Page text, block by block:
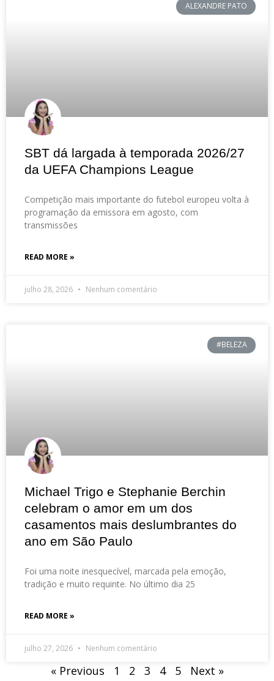
ALEXANDRE PATO
SBT dá largada à temporada 2026/27
da UEFA Champions League
Competição mais importante do futebol europeu volta à
programação da emissora em agosto, com
transmissões
READ MORE »
julho 28, 2026 Nenhum comentário
#BELEZA
Michael Trigo e Stephanie Berchin
celebram o amor em um dos
casamentos mais deslumbrantes do
ano em São Paulo
Foi uma noite inesquecível, marcada pela emoção,
tradição e muito requinte. No último dia 25
READ MORE »
julho 27, 2026 Nenhum comentário
« Previous 1 2 3 4 5 Next »